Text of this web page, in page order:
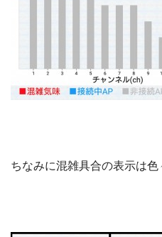
ちなみに混雑具合の表示は色